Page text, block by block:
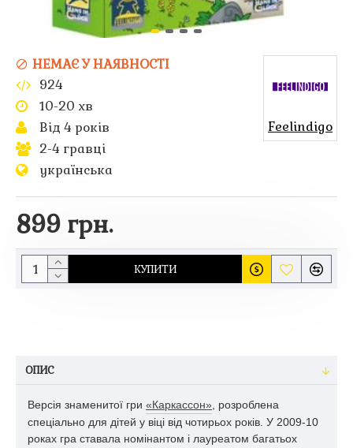
899 грн.
НЕМАЄ У НАЯВНОСТІ
924
10-20 хв
Від 4 років
2-4 гравці
українська
Feelindigo
КУПИТИ
ОПИС
Версія знаменитої гри «Каркассон» , розроблена
спеціально для дітей у віці від чотирьох років. У 2009-10
роках гра ставала номінантом і лауреатом багатьох